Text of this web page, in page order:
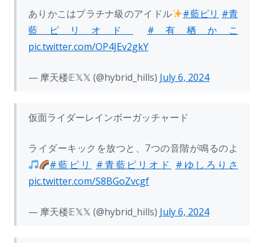
ありかこはプラチナ級のアイドル #藍ピリ #青
藍ピリオド
#有栖かこ
pic.twitter.com/OP4JEv2gkY
— 摩天楼𝔼𝕏𝕏 (@hybrid_hills) July 6, 2024
仮面ライダーレインボーガッチャード
ライダーキックを放つと、7つの音階が鳴るのよ
#藍ピリ
#青藍ピリオド #ゆしろりさ
pic.twitter.com/S8BGoZvcgf
— 摩天楼𝔼𝕏𝕏 (@hybrid_hills) July 6, 2024